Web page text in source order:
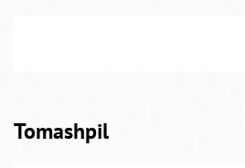
Tomashpil